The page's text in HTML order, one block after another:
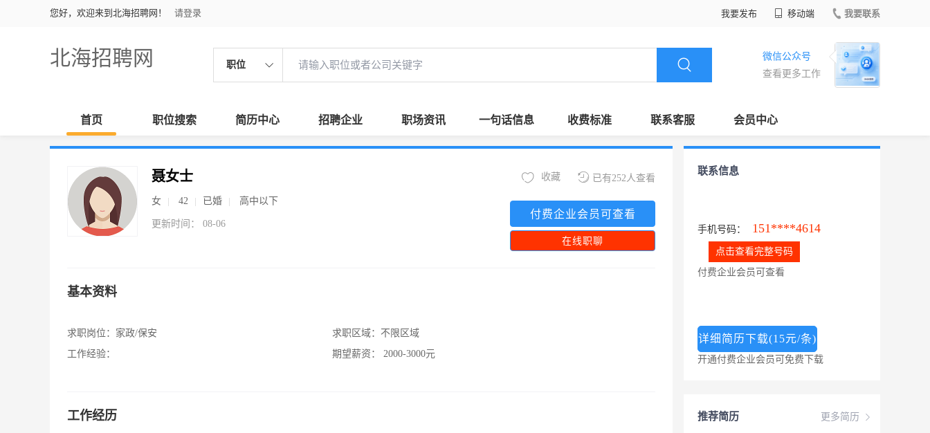
您好，欢迎来到北海招聘网！ 请登录 我要发布 移动端 我要联系
北海招聘网 职位
微信公众号
查看更多工作
首页 职位搜索 简历中心 招聘企业 职场资讯 一句话信息 收费标准 联系客服 会员中心
聂女士
女 42 已婚 高中以下
更新时间： 08-06
已有252人查看
收藏
付费企业会员可查看
在线职聊
基本资料
求职岗位： 家政/保安
工作经验：
求职区域： 不限区域
期望薪资：
2000-3000元
工作经历
联系信息
手机号码： 151****4614
点击查看完整号码
付费企业会员可查看
详细简历下载(15元/条)
开通付费企业会员可免费下载
更多简历
推荐简历